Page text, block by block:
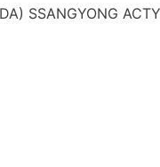
SSANGYONG